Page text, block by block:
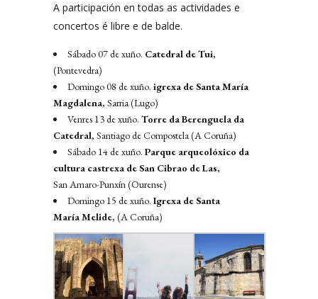
A participación en todas as actividades e
concertos é libre e de balde.
Sábado 07 de xuño. Catedral de Tui,
(Pontevedra)
Domingo 08 de xuño. igrexa de Santa María
Magdalena, Sarria (Lugo)
Venres 13 de xuño. Torre da Berenguela da
Catedral, Santiago de Compostela (A Coruña)
Sábado 14 de xuño. Parque arqueolóxico da
cultura castrexa de San Cibrao de Las,
San Amaro-Punxín (Ourense)
Domingo 15 de xuño. Igrexa de Santa
María Melide, (A Coruña)